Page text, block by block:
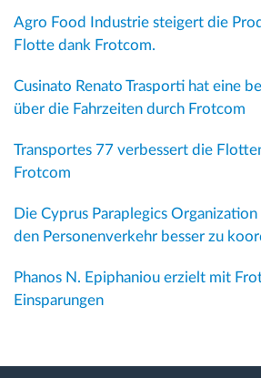
Agro Food Industrie steigert die
Flotte dank Frotcom.
Cusinato Renato Trasporti hat eine
über die Fahrzeiten durch Frotcom
Transportes 77 verbessert die
Frotcom
Die Cyprus Paraplegics
den Personenverkehr besser zu
Phanos N. Epiphaniou erzielt mit
Einsparungen